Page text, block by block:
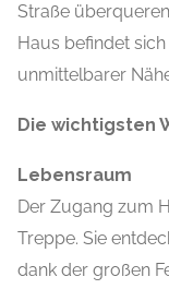
Straße
Haus befindet
unmittelbarer
Die wichtigsten
Lebensraum
Der Zugang zum
Treppe. Sie
dank der großen